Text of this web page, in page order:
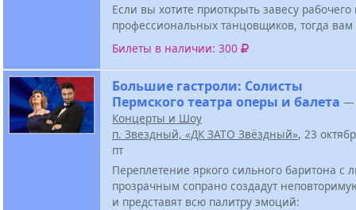
Если вы хотите приоткрыть завесу рабочего
профессиональных танцовщиков, тогда
Билеты в наличии: 300
Большие гастроли: Солисты
Пермского театра оперы и балета —
Концерты и Шоу
п. Звездный, «ДК ЗАТО Звёздный», 23
пт
Переплетение яркого сильного баритона с
прозрачным сопрано создадут
и представят всю палитру эмоций: